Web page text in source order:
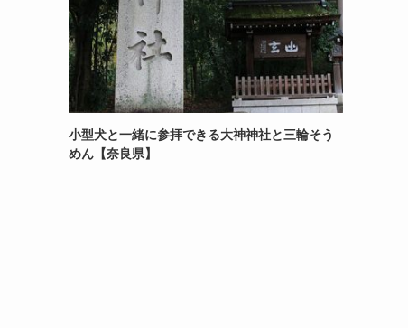
小型犬と一緒に参拝できる大神神社と三輪そう
めん【奈良県】